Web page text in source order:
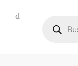
productos